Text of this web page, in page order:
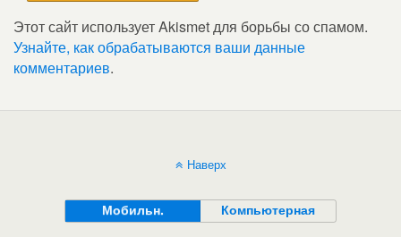
Этот сайт использует Akismet для борьбы со спамом.
Узнайте, как обрабатываются ваши данные
комментариев.
Наверх
Мобильн. Компьютерная